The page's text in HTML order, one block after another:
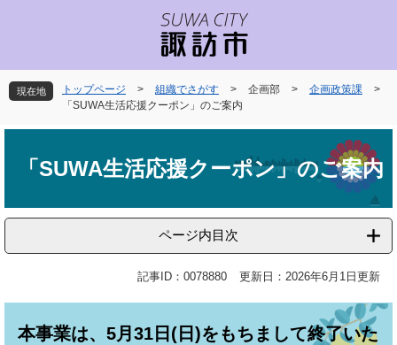
先
頭
を
飛
現在地 トップページ > 組織でさがす > 企画部 > 企画政策課
>
「SUWA生活応援クーポン」のご案内
「SUWA生活応援クーポン」のご案内
ページ内目次
記事ID：0078880 更新日：2026年6月1日更新
本事業は、5月31日(日)をもちまして終了いた